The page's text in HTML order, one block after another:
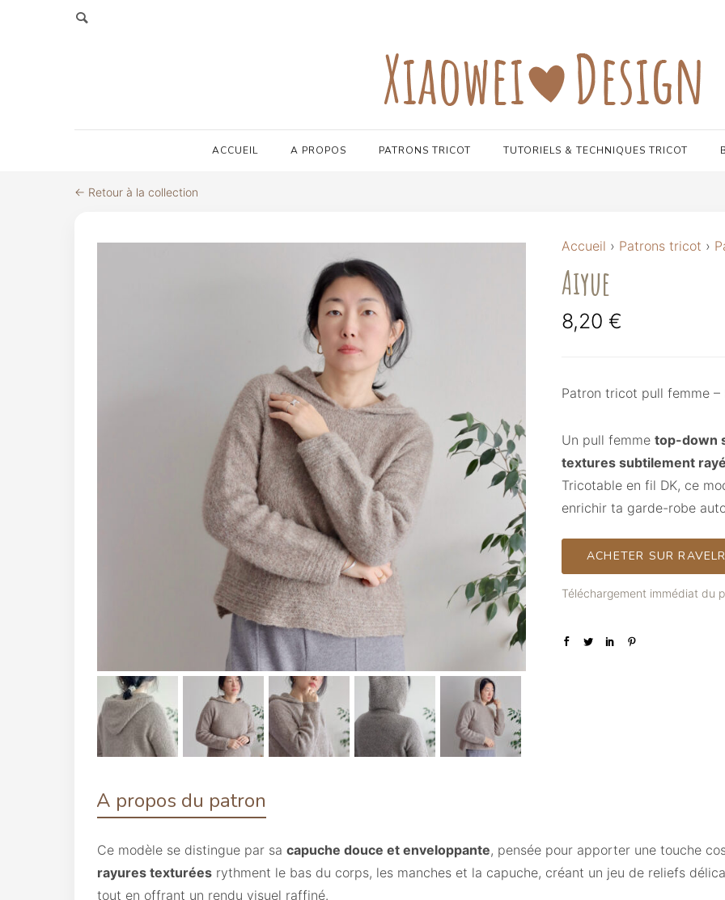
ACCUEIL A PROPOS PATRONS TRICOT TUTORIELS & TECHNIQUES TRICOT
← Retour à la collection
Accueil › Patrons tricot ›
Aiyue
8,20€
Patron tricot pull femme
Un pull femmetop-down
textures subtilement
Tricotable en fil DK, ce
enrichir ta garde-robe
ACHETER SUR
Téléchargement immédiat du
A propos du patron
Ce modèle se distingue par sa capuche douce et enveloppante, pensée pour apporter une touche
rayures texturées rythment le bas du corps, les manches et la capuche, créant un jeu de reliefs
tout en offrant un rendu visuel raffiné.